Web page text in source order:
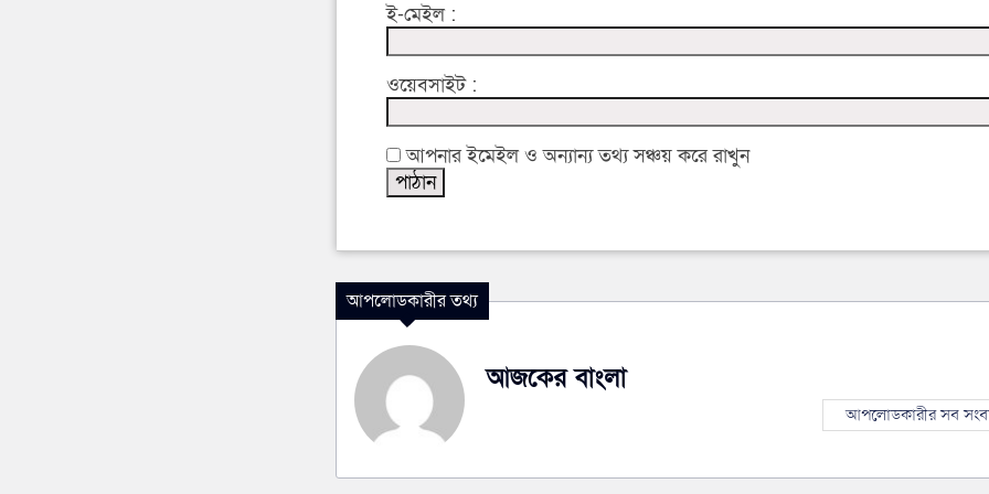
ই-মেইল :
ওয়েবসাইট :
আপনার ইমেইল ও অন্যান্য তথ্য সঞ্চয় করে রাখুন
আপলোডকারীর তথ্য
আজকের বাংলা
আপলোডকারীর সব